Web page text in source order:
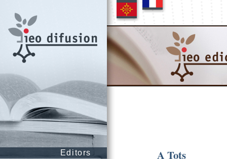
Editors
A Tots